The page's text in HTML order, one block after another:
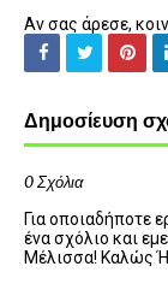
Αν σας άρεσε,
Δημοσίευση
0 Σχόλια
Για οποιαδήποτε
ένα σχόλιο και
Μέλισσα! Καλώς